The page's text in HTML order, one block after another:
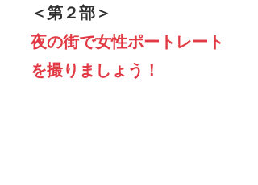
＜第２部＞
夜の街で女性ポートレート
を撮りましょう！